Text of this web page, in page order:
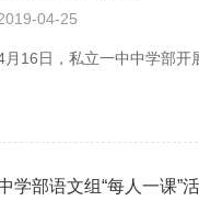
04-25
月16日，私立一中中学部开
学部语文组“每人一课”